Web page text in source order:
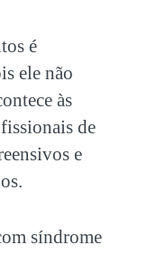
é
ele não
às
de
e
síndrome